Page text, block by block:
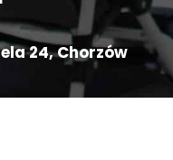
24, Chorzów